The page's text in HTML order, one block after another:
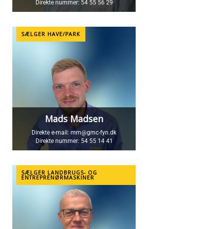
Direkte nummer: 54 55 56 29
SÆLGER HAVE/PARK
Direkte e-mail: mm@gmc-fyn.dk
Direkte nummer: 54 55 14 41
Mads Madsen
SÆLGER LANDBRUGS- OG
ENTREPRENØRMASKINER